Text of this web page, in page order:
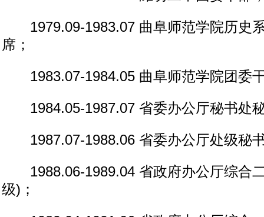
1979.09-1983.07 曲阜师范学院历史
席；
1983.07-1984.05 曲阜师范学院团委
1984.05-1987.07 省委办公厅秘书处
1987.07-1988.06 省委办公厅处级秘
1988.06-1989.04 省政府办公厅综合
级)；